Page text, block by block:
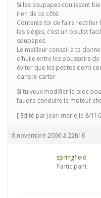
Si les soupapes coulissent
rien de ce côté.
Contente toi de faire
les sièges, c’est un boulot
soupapes.
Le meilleur conseil à te
d’huile entre les poussoirs
éviter que les petites demi
dans le carter.
Si tu veux modifier le bloc
faudra conduire le moteur
[ Edité par jean-marie le 8/11/
8 novembre 2006 à 22h16
springfield
Participant